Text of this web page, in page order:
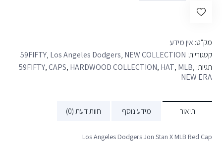
מק"ט:אין מידע
קטגוריות:
59FIFTY ,Los Angeles Dodgers ,NEW COLLECTION
תגיות:
59FIFTY,CAPS ,HARDWOOD COLLECTION ,HAT ,MLB ,
NEW ERA
תיאור מידע נוסף חוות דעת (0)
Los Angeles Dodgers Jon Stan X MLB Red Cap